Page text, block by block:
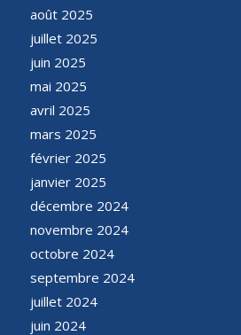
août 2025
juillet 2025
juin 2025
mai 2025
avril 2025
mars 2025
février 2025
janvier 2025
décembre 2024
novembre 2024
octobre 2024
septembre 2024
juillet 2024
juin 2024